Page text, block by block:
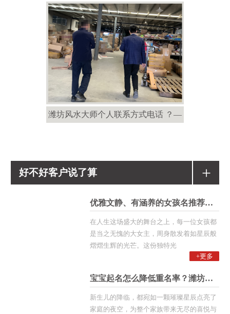
潍坊风水大师个人联系方式电话 ？—
好不好客户说了算 +
优雅文静、有涵养的女孩名推荐！潍
在人生这场盛大的舞台之上，每一位女孩都
是当之无愧的大女主，周身散发着如星辰般
熠熠生辉的光芒。这份独特光
+更多
宝宝起名怎么降低重名率？潍坊起名
新生儿的降临，都宛如一颗璀璨星辰点亮了
家庭的夜空，为整个家族带来无尽的喜悦与